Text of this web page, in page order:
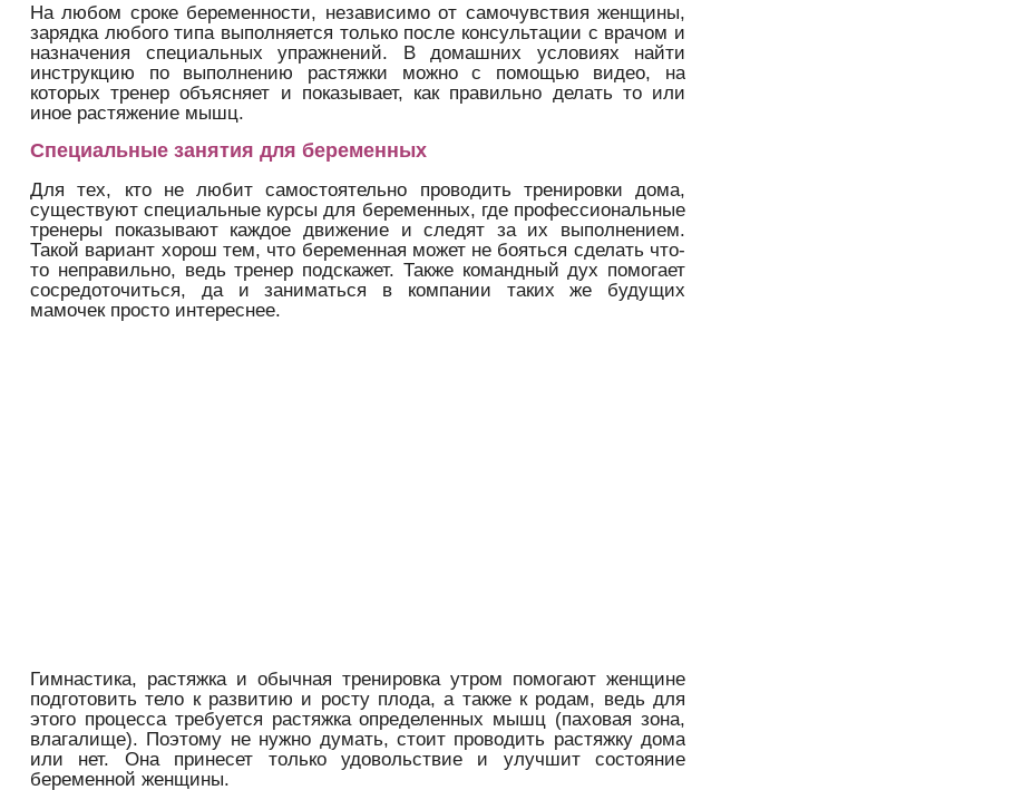
На любом сроке беременности, независимо от самочувствия женщины,
зарядка любого типа выполняется только после консультации с врачом и
назначения специальных упражнений. В домашних условиях найти
инструкцию по выполнению растяжки можно с помощью видео, на
которых тренер объясняет и показывает, как правильно делать то или
иное растяжение мышц.
Специальные занятия для беременных
Для тех, кто не любит самостоятельно проводить тренировки дома,
существуют специальные курсы для беременных, где профессиональные
тренеры показывают каждое движение и следят за их выполнением.
Такой вариант хорош тем, что беременная может не бояться сделать что-
то неправильно, ведь тренер подскажет. Также командный дух помогает
сосредоточиться, да и заниматься в компании таких же будущих
мамочек просто интереснее.
Гимнастика, растяжка и обычная тренировка утром помогают женщине
подготовить тело к развитию и росту плода, а также к родам, ведь для
этого процесса требуется растяжка определенных мышц (паховая зона,
влагалище). Поэтому не нужно думать, стоит проводить растяжку дома
или нет. Она принесет только удовольствие и улучшит состояние
беременной женщины.